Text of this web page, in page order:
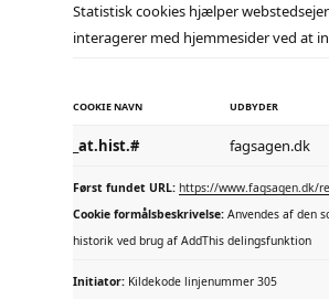
Statistisk cookies hjælper
interagerer med hjemmesider ved at
COOKIE NAVN UDBYDER
_at.hist.# fagsagen.dk
Først fundet URL: https://www.fagsagen.dk/
Cookie formålsbeskrivelse: Anvendes af den
historik ved brug af AddThis delingsfunktion
Initiator: Kildekode linjenummer 305